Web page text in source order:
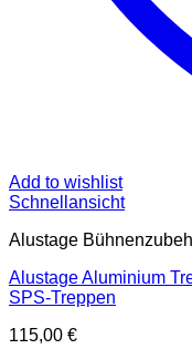
Add to wishlist
Schnellansicht
Alustage
Alustage Aluminium
SPS-Treppen
115,00 €